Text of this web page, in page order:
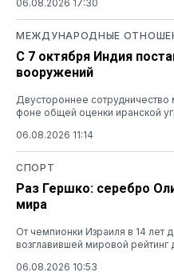
06.08.2026 17:30
МЕЖДУНАРОДНЫЕ
С 7 октября Индия
вооружений
Двустороннее сотрудничество
фоне общей оценки иранской
06.08.2026 11:14
СПОРТ
Раз Гершко: серебро
мира
От чемпионки Израиля в 14 лет
возглавившей мировой рейтинг
06.08.2026 10:53